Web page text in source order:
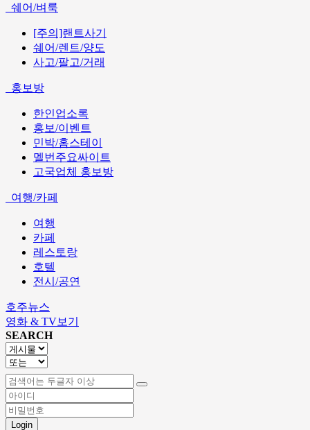
쉐어/벼룩
[주의]랜트사기
쉐어/렌트/양도
사고/팔고/거래
홍보방
한인업소록
홍보/이벤트
민박/홈스테이
멜번주요싸이트
고국업체 홍보방
여행/카페
여행
카페
레스토랑
호텔
전시/공연
호주뉴스
영화 & TV보기
SEARCH
Login